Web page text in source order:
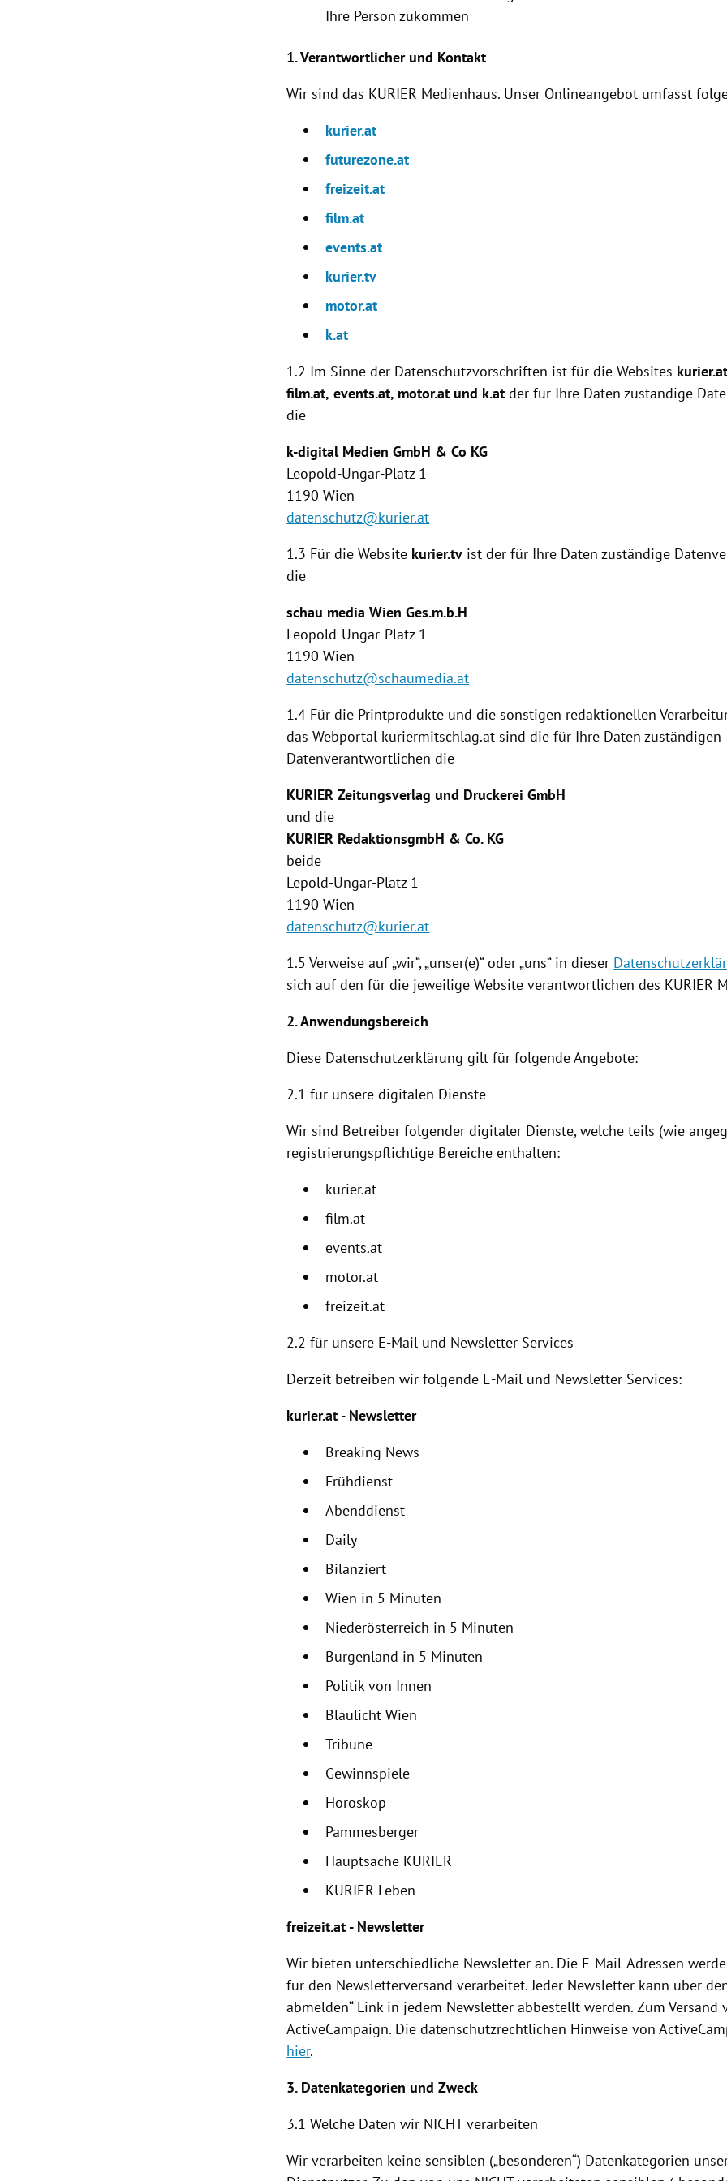
Ihre Person zukommen
1. Verantwortlicher und Kontakt
Wir sind das KURIER Medienhaus. Unser Onlineangebot umfasst
kurier.at
futurezone.at
freizeit.at
film.at
events.at
kurier.tv
motor.at
k.at
1.2 Im Sinne der Datenschutzvorschriften ist für die Websites kurier.at
film.at, events.at, motor.at und k.at der für Ihre Daten zuständige
die
k-digital Medien GmbH & Co KG
Leopold-Ungar-Platz 1
1190Wien
datenschutz@kurier.at
1.3 Für die Website kurier.tv ist der für Ihre Daten zuständige
die
schau mediaWien Ges.m.b.H
Leopold-Ungar-Platz 1
1190Wien
datenschutz@schaumedia.at
1.4 Für die Printprodukte und die sonstigen redaktionellen
das Webportal kuriermitschlag.at sind die für Ihre Daten zuständigen
Datenverantwortlichen die
KURIER Zeitungsverlag und Druckerei GmbH
und die
KURIER RedaktionsgmbH & Co. KG
beide
Lepold-Ungar-Platz 1
1190Wien
datenschutz@kurier.at
1.5 Verweise auf „wir“, „unser(e)“ oder „uns“ in dieser
sich auf den für die jeweilige Website verantwortlichen des KURIER
2. Anwendungsbereich
Diese Datenschutzerklärung gilt für folgende Angebote:
2.1 für unsere digitalen Dienste
Wir sind Betreiber folgender digitaler Dienste, welche teils (wie
registrierungspflichtige Bereiche enthalten:
kurier.at
film.at
events.at
motor.at
freizeit.at
2.2für unsere E-Mail und Newsletter Services
Derzeit betreiben wir folgende E-Mail und Newsletter Services:
kurier.at - Newsletter
Breaking News
Frühdienst
Abenddienst
Daily
Bilanziert
Wien in 5 Minuten
Niederösterreich in 5 Minuten
Burgenland in 5 Minuten
Politik von Innen
Blaulicht Wien
Tribüne
Gewinnspiele
Horoskop
Pammesberger
Hauptsache KURIER
KURIER Leben
freizeit.at - Newsletter
Wir bieten unterschiedliche Newsletter an. Die E-Mail-Adressen
für den Newsletterversand verarbeitet. Jeder Newsletter kann über
abmelden“ Link in jedem Newsletter abbestellt werden. Zum Versand
ActiveCampaign. Die datenschutzrechtlichen Hinweise von
hier.
3. Datenkategorien und Zweck
3.1 Welche Daten wir NICHT verarbeiten
Wir verarbeiten keine sensiblen („besonderen“) Datenkategorien